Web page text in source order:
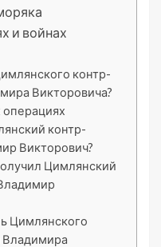
и войнах
контр-
Викторовича?
операциях
контр-
Викторович?
Цимлянский
Цимлянского
Владимира